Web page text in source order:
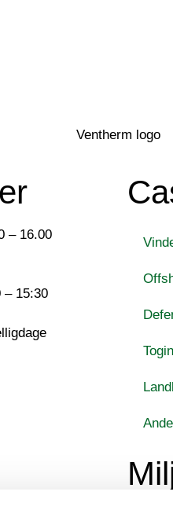
– 16.00
– 15:30